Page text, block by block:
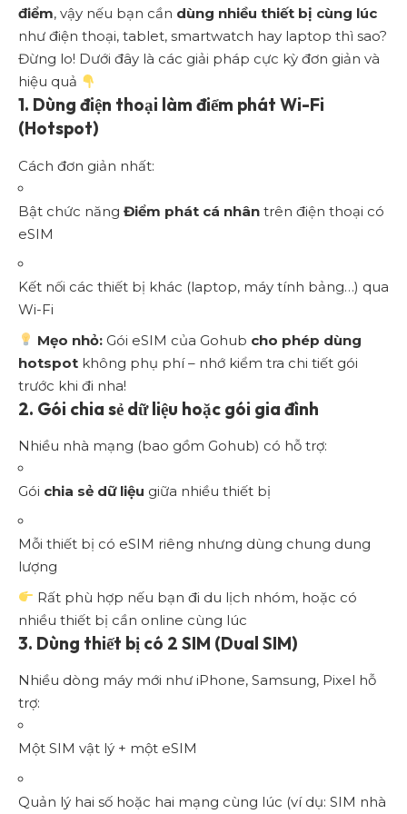
điểm, vậy nếu bạn cần dùng nhiều thiết bị cùng lúc
như điện thoại, tablet, smartwatch hay laptop thì sao?
Đừng lo! Dưới đây là các giải pháp cực kỳ đơn giản và
hiệu quả
1. Dùng điện thoại làm điểm phát Wi-Fi
(Hotspot)
Cách đơn giản nhất:
Bật chức năng Điểm phát cá nhân trên điện thoại có
eSIM
Kết nối các thiết bị khác (laptop, máy tính bảng…) qua
Wi-Fi
Mẹo nhỏ: Gói eSIM của Gohub cho phép dùng
hotspot không phụ phí – nhớ kiểm tra chi tiết gói
trước khi đi nha!
2. Gói chia sẻ dữ liệu hoặc gói gia đình
Nhiều nhà mạng (bao gồm Gohub) có hỗ trợ:
Gói chia sẻ dữ liệu giữa nhiều thiết bị
Mỗi thiết bị có eSIM riêng nhưng dùng chung dung
lượng
Rất phù hợp nếu bạn đi du lịch nhóm, hoặc có
nhiều thiết bị cần online cùng lúc
3. Dùng thiết bị có 2 SIM (Dual SIM)
Nhiều dòng máy mới như iPhone, Samsung, Pixel hỗ
trợ:
Một SIM vật lý + một eSIM
Quản lý hai số hoặc hai mạng cùng lúc (ví dụ: SIM nhà